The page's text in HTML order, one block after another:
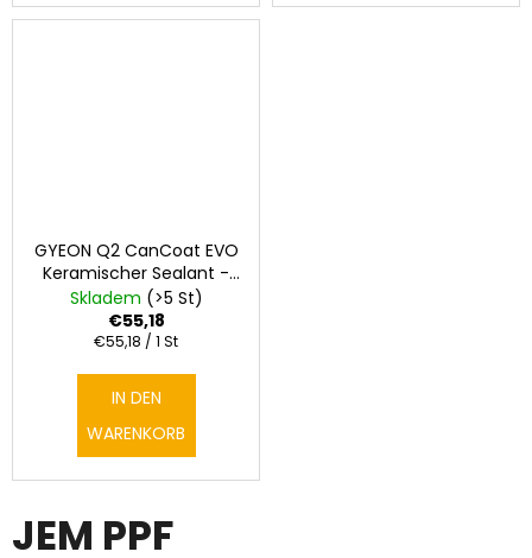
GYEON Q2 CanCoat EVO
Keramischer Sealant -
200 ml
Skladem (>5 St)
€55,18
Verkaufspreis:
€55,18 / 1 St
IN DEN
WARENKORB
JEM PPF